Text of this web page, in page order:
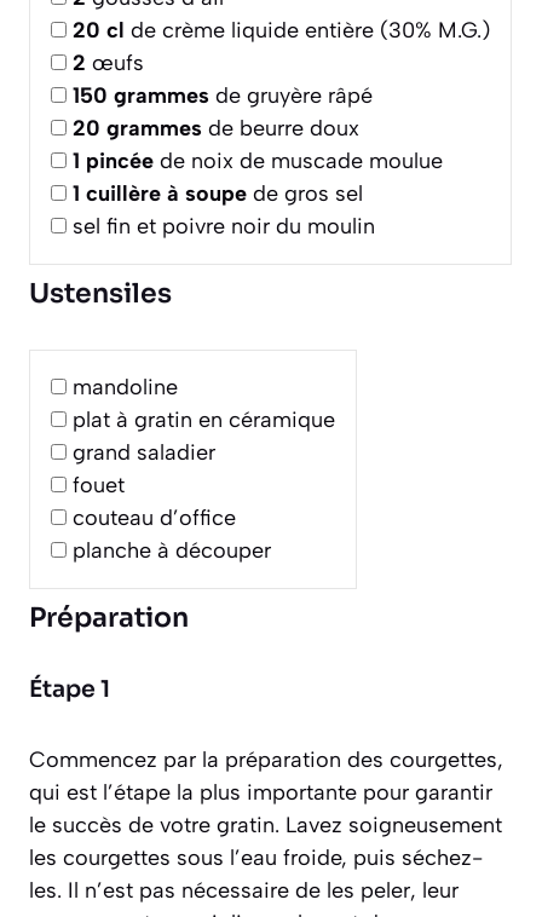
20 cl de crème liquide entière (30% M.G.)
2 œufs
150 grammes de gruyère râpé
20 grammes de beurre doux
1 pincée de noix de muscade moulue
1 cuillère à soupe de gros sel
sel fin et poivre noir du moulin
Ustensiles
mandoline
plat à gratin en céramique
grand saladier
fouet
couteau d’office
planche à découper
Préparation
Étape 1
Commencez par la préparation des courgettes,
qui est l’étape la plus importante pour garantir
le succès de votre gratin. Lavez soigneusement
les courgettes sous l’eau froide, puis séchez-
les. Il n’est pas nécessaire de les peler, leur